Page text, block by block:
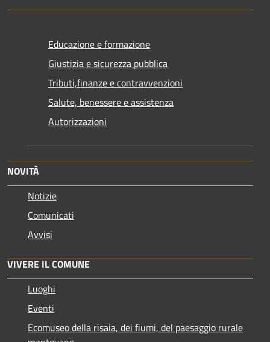
Educazione e formazione
Giustizia e sicurezza pubblica
Tributi,finanze e contravvenzioni
Salute, benessere e assistenza
Autorizzazioni
NOVITÀ
Notizie
Comunicati
Avvisi
VIVERE IL COMUNE
Luoghi
Eventi
Ecomuseo della risaia, dei fiumi, del paesaggio rurale